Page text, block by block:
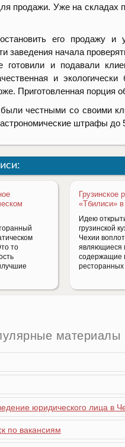
продажи. Уже на складах
его продажу и
заведения начала
и подавали
и
Приготовленная порция
честными со своими
штрафы до
то
Грузинское
«Тбилиси»
Идею
грузинской
Чехии
являющиеся
содержащие
ресторанных
материалы
юридического лица в
по вакансиям